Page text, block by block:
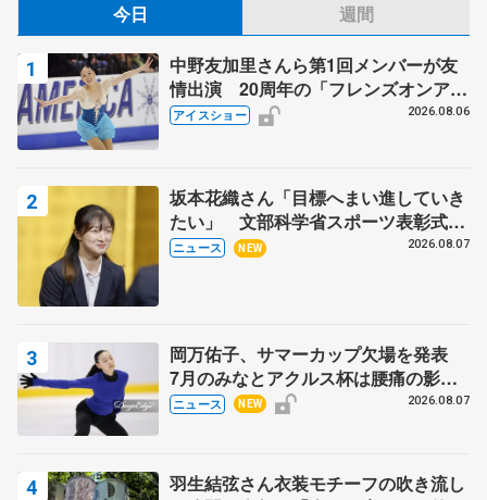
今日 週間
中野友加里さんら第1回メンバーが友
情出演 20周年の「フレンズオンアイ
ス」 宮本賢二さん、有川梨絵さん、
アイスショー 2026.08.06
坂本花織さん「目標へまい進していき
たい」 文部科学省スポーツ表彰式で
代表謝辞
ニュース NEW 2026.08.07
岡万佑子、サマーカップ欠場を発表
7月のみなとアクルス杯は腰痛の影響
で
ニュース NEW 2026.08.07
羽生結弦さん衣装モチーフの吹き流し